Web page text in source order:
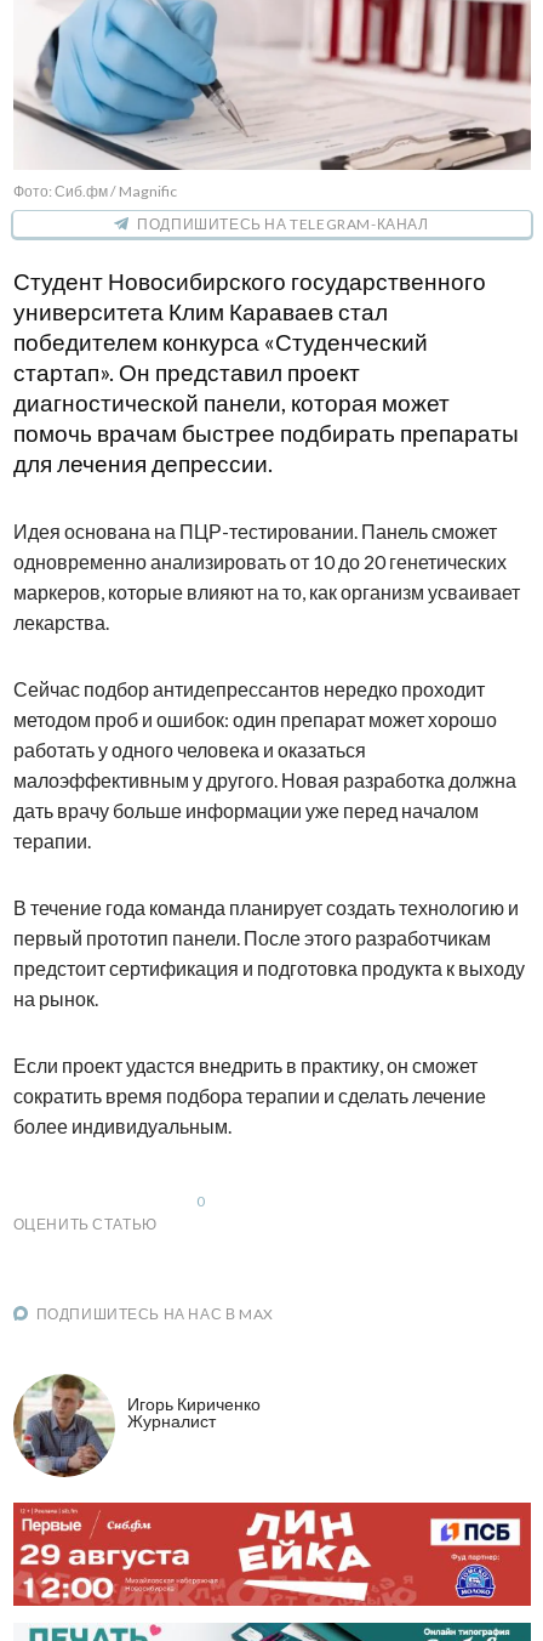
Фото: Сиб.фм / Magnific
ПОДПИШИТЕСЬ НА TELEGRAM-КАНАЛ
Студент Новосибирского государственного
университета Клим Караваев стал
победителем конкурса «Студенческий
стартап». Он представил проект
диагностической панели, которая может
помочь врачам быстрее подбирать препараты
для лечения депрессии.
Идея основана на ПЦР-тестировании. Панель сможет
одновременно анализировать от 10 до 20 генетических
маркеров, которые влияют на то, как организм усваивает
лекарства.
Сейчас подбор антидепрессантов нередко проходит
методом проб и ошибок: один препарат может хорошо
работать у одного человека и оказаться
малоэффективным у другого. Новая разработка должна
дать врачу больше информации уже перед началом
терапии.
В течение года команда планирует создать технологию и
первый прототип панели. После этого разработчикам
предстоит сертификация и подготовка продукта к выходу
на рынок.
Если проект удастся внедрить в практику, он сможет
сократить время подбора терапии и сделать лечение
более индивидуальным.
ОЦЕНИТЬ СТАТЬЮ
0
ПОДПИШИТЕСЬ НА НАС В MAX
Игорь Кириченко
Журналист